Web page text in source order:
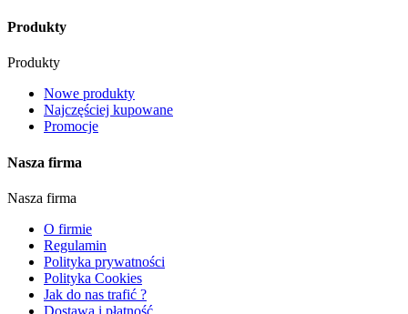
Produkty
Produkty
Nowe produkty
Najczęściej kupowane
Promocje
Nasza firma
Nasza firma
O firmie
Regulamin
Polityka prywatności
Polityka Cookies
Jak do nas trafić ?
Dostawa i płatność